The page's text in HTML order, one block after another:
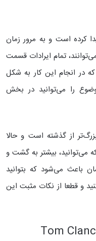
کرده است و به مرور زمان
تمام ایرادات قسمت
در انجام این کار به شکل
را می‌توانید در بخش
از گذشته است و حالا
می‌توانید، بیشتر به گشت و
باعث می‌شود که بتوانید
و قطعا از نکات مثبت این